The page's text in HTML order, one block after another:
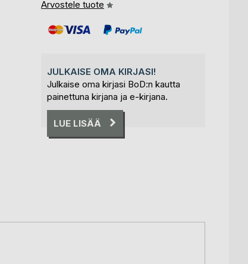
Arvostele tuote
JULKAISE OMA KIRJASI!
Julkaise oma kirjasi BoD:n kautta
painettuna kirjana ja e-kirjana.
LUE LISÄÄ